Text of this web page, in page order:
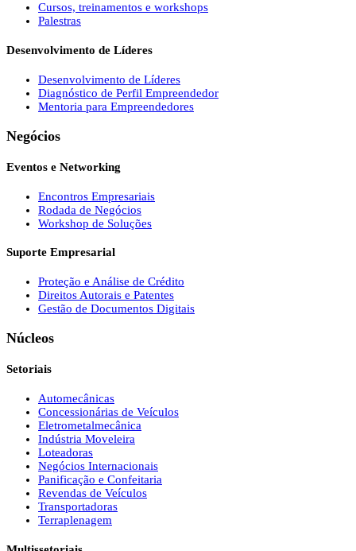
Cursos, treinamentos e workshops
Palestras
Desenvolvimento de Líderes
Desenvolvimento de Líderes
Diagnóstico de Perfil Empreendedor
Mentoria para Empreendedores
Negócios
Eventos e Networking
Encontros Empresariais
Rodada de Negócios
Workshop de Soluções
Suporte Empresarial
Proteção e Análise de Crédito
Direitos Autorais e Patentes
Gestão de Documentos Digitais
Núcleos
Setoriais
Automecânicas
Concessionárias de Veículos
Eletrometalmecânica
Indústria Moveleira
Loteadoras
Negócios Internacionais
Panificação e Confeitaria
Revendas de Veículos
Transportadoras
Terraplenagem